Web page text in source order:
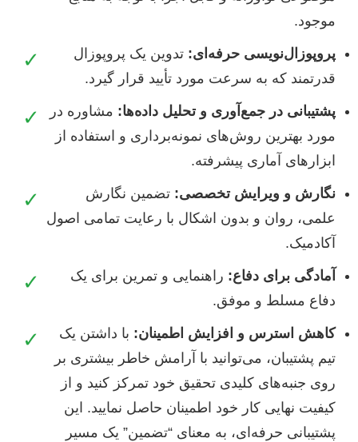
موجود.
✓ پروپوزال‌نویسی حرفه‌ای: تدوین یک پروپوزال
قدرتمند که به سرعت مورد تأیید قرار گیرد.
✓ پشتیبانی در جمع‌آوری و تحلیل داده‌ها: مشاوره در
مورد بهترین روش‌های نمونه‌برداری و استفاده از
ابزارهای آماری پیشرفته.
✓ نگارش و ویرایش تخصصی: تضمین نگارش
علمی، روان و بدون اشکال با رعایت تمامی اصول
آکادمیک.
✓ آمادگی برای دفاع: راهنمایی و تمرین برای یک
دفاع مسلط و موفق.
✓ کاهش استرس و افزایش اطمینان: با داشتن یک
تیم پشتیبان، می‌توانید با آرامش خاطر بیشتری بر
روی جنبه‌های کلیدی تحقیق خود تمرکز کنید و از
کیفیت نهایی کار خود اطمینان حاصل نمایید. این
پشتیبانی حرفه‌ای، به معنای “تضمین” یک مسیر